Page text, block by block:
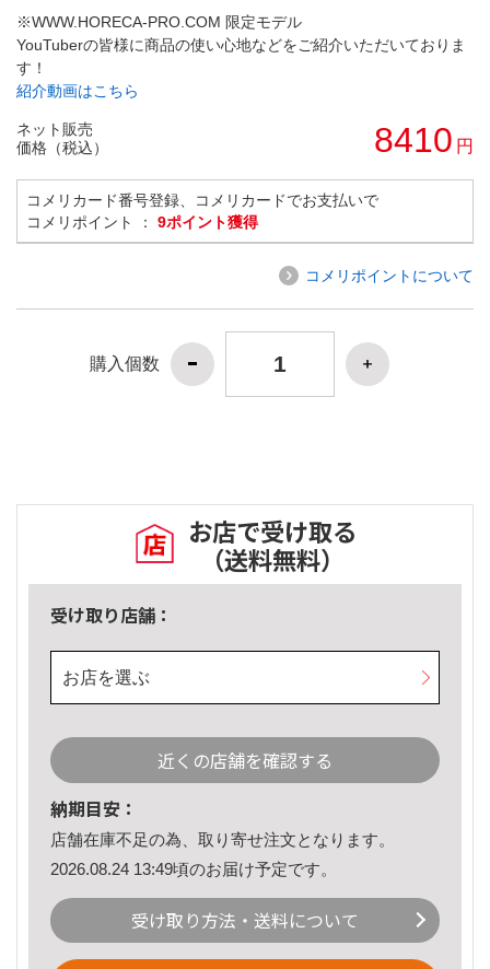
※WWW.HORECA-PRO.COM 限定モデル
YouTuberの皆様に商品の使い心地などをご紹介いただいておりま
す！
紹介動画はこちら
ネット販売
価格（税込）
8410 円
コメリカード番号登録、コメリカードでお支払いで
コメリポイント ： 9ポイント獲得
コメリポイントについて
購入個数
お店で受け取る
（送料無料）
受け取り店舗：
お店を選ぶ
近くの店舗を確認する
納期目安：
店舗在庫不足の為、取り寄せ注文となります。
2026.08.24 13:49頃のお届け予定です。
受け取り方法・送料について